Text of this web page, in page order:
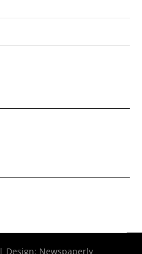
| Design: Newspaperly